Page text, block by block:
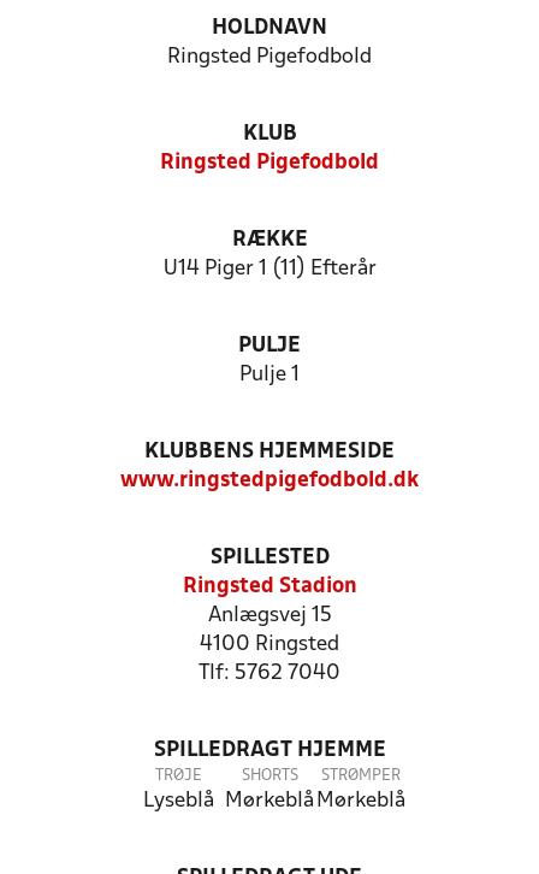
HOLDNAVN
Ringsted Pigefodbold
KLUB
Ringsted Pigefodbold
RÆKKE
U14 Piger 1 (11) Efterår
PULJE
Pulje 1
KLUBBENS HJEMMESIDE
www.ringstedpigefodbold.dk
SPILLESTED
Ringsted Stadion
Anlægsvej 15
4100 Ringsted
Tlf: 5762 7040
SPILLEDRAGT HJEMME
TRØJE
Lyseblå
SHORTS
Mørkeblå
STRØMPER
Mørkeblå